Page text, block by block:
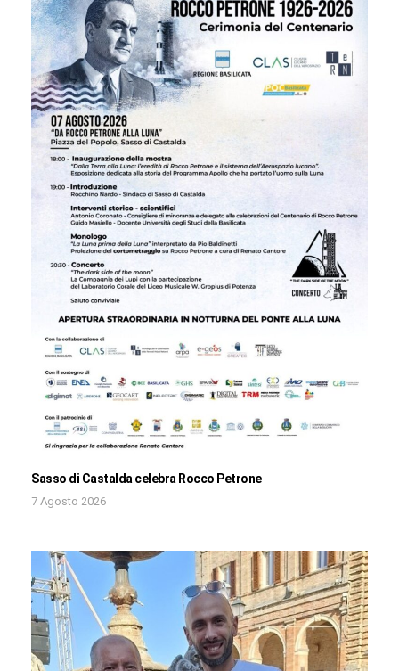
Sasso di Castalda celebra Rocco Petrone
7 Agosto 2026